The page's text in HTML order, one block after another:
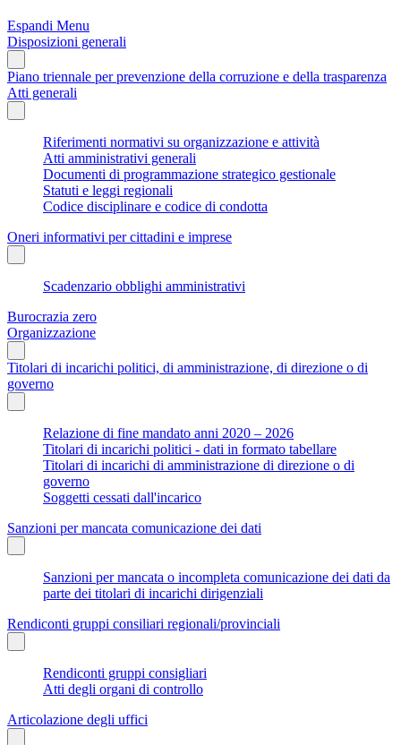
Espandi Menu
Disposizioni generali
Piano triennale per prevenzione della corruzione e della trasparenza
Atti generali
Riferimenti normativi su organizzazione e attività
Atti amministrativi generali
Documenti di programmazione strategico gestionale
Statuti e leggi regionali
Codice disciplinare e codice di condotta
Oneri informativi per cittadini e imprese
Scadenzario obblighi amministrativi
Burocrazia zero
Organizzazione
Titolari di incarichi politici, di amministrazione, di direzione o di
governo
Relazione di fine mandato anni 2020 – 2026
Titolari di incarichi politici - dati in formato tabellare
Titolari di incarichi di amministrazione di direzione o di
governo
Soggetti cessati dall'incarico
Sanzioni per mancata comunicazione dei dati
Sanzioni per mancata o incompleta comunicazione dei dati da
parte dei titolari di incarichi dirigenziali
Rendiconti gruppi consiliari regionali/provinciali
Rendiconti gruppi consigliari
Atti degli organi di controllo
Articolazione degli uffici